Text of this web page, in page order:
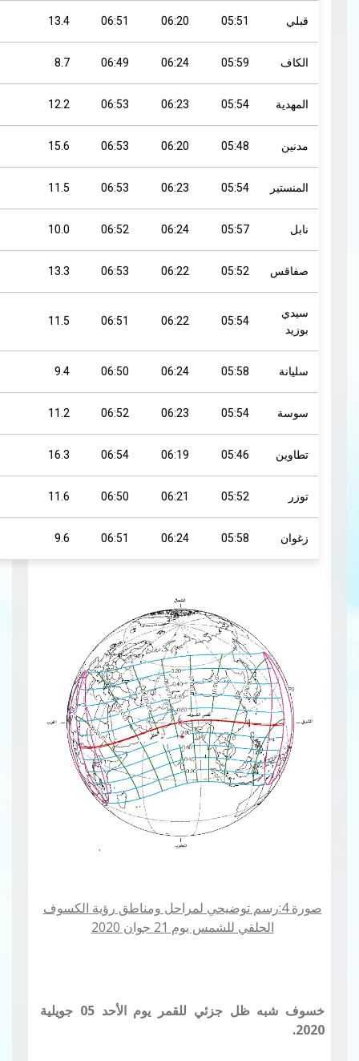
قبلي 05:51
06:20
06:51
13.4
الكاف 05:59
06:24
06:49
8.7
المهدية 05:54
06:23
06:53
12.2
مدنين 05:48
06:20
06:53
15.6
المنستير 05:54
06:23
06:53
11.5
نابل 05:57
06:24
06:52
10.0
صفاقس 05:52
06:22
06:53
13.3
سيدي
بوزيد
05:54
06:22
06:51
11.5
سليانة 05:58
06:24
06:50
9.4
سوسة 05:54
06:23
06:52
11.2
تطاوين 05:46
06:19
06:54
16.3
توزر 05:52
06:21
06:50
11.6
زغوان 05:58
06:24
06:51
9.6
صورة 4:رسم توضيحي لمراحل ومناطق رؤية الكسوف
الحلقي للشمس يوم 21 جوان 2020
خسوف شبه ظل جزئي للقمر يوم الأحد 05جويلية
2020.